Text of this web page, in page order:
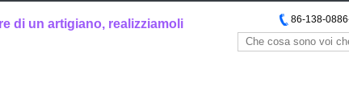
di un artigiano, realizziamoli
86-138-